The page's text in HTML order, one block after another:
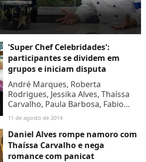
'Super Chef Celebridades':
participantes se dividem em
grupos e iniciam disputa
André Marques, Roberta
Rodrigues, Jessika Alves, Thaíssa
Carvalho, Paula Barbosa, Fabio
Lago, Rodrigo Andrade e Thiago
Mendonça iniciaram na manhã
desta segunda-feira (11) a
competição...
11 de agosto de 2014
Daniel Alves rompe namoro com
Thaíssa Carvalho e nega
romance com panicat